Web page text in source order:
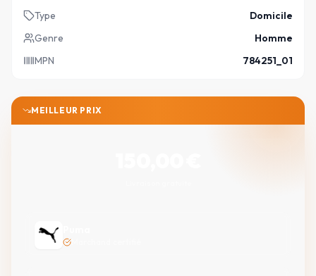
Type
Domicile
Genre
Homme
MPN
784251_01
MEILLEUR PRIX